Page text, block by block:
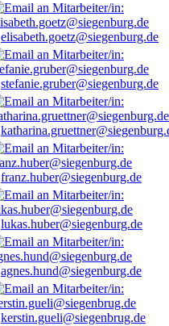
elisabeth.goetz@siegenburg.de
stefanie.gruber@siegenburg.de
franz.huber@siegenburg.de
lukas.huber@siegenburg.de
agnes.hund@siegenburg.de
kerstin.gueli@siegenbrug.de